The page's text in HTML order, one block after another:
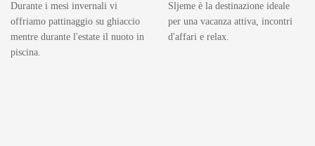
Durante i mesi invernali vi
offriamo pattinaggio su ghiaccio
mentre durante l'estate il nuoto in
piscina.
Sljeme è la destinazione ideale
per una vacanza attiva, incontri
d'affari e relax.